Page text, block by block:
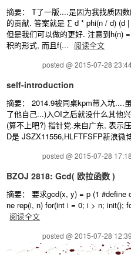
摘要： T了一版....是因为我找质因
的贡献. 答案就是 ∑ d * phi(n / d) (d
但是我们可以做的更好. 注意到h(n)
积的形式, 而且f(... 阅读全文
posted @ 2015-07-28
self-introduction
摘要： 2014.9被同桌kpm带入坑....
了他自己...)入OI之后就没什么其他
(算不上吧?) 指针党.来自广东, 表示
D是 JSZX11556,HLFTFSFP新浪微
posted @ 2015-07-28
BZOJ 2818: Gcd( 欧拉函数 )
摘要： 要求gcd(x, y) = p (1
ne rep(i, n) for(int i = 0; i > n; init();
阅读全文
posted @ 2015-07-28